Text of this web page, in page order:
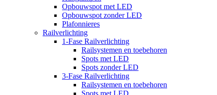
Opbouwspot met LED
Opbouwspot zonder LED
Plafonnieres
Railverlichting
1-Fase Railverlichting
Railsystemen en toebehoren
Spots met LED
Spots zonder LED
3-Fase Railverlichting
Railsystemen en toebehoren
Spots met LED